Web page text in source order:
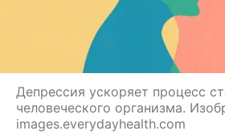
Депрессия ускоряет процесс
человеческого организма.
images.everydayhealth.com